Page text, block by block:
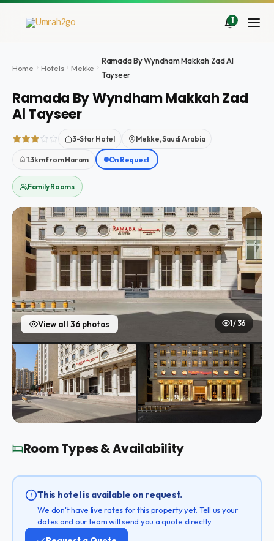
İçeriğe
1
Home Hotels Mekke
Ramada By Wyndham Makkah Zad Al
Tayseer
Ramada By Wyndham Makkah Zad
Al Tayseer
3-Star Hotel Mekke, Saudi Arabia
1.3km from Haram On Request
Family Rooms
View all 36 photos 1 / 36
Room Types & Availability
This hotel is available on request.
We don't have live rates for this property yet. Tell us your
dates and our team will send you a quote directly.